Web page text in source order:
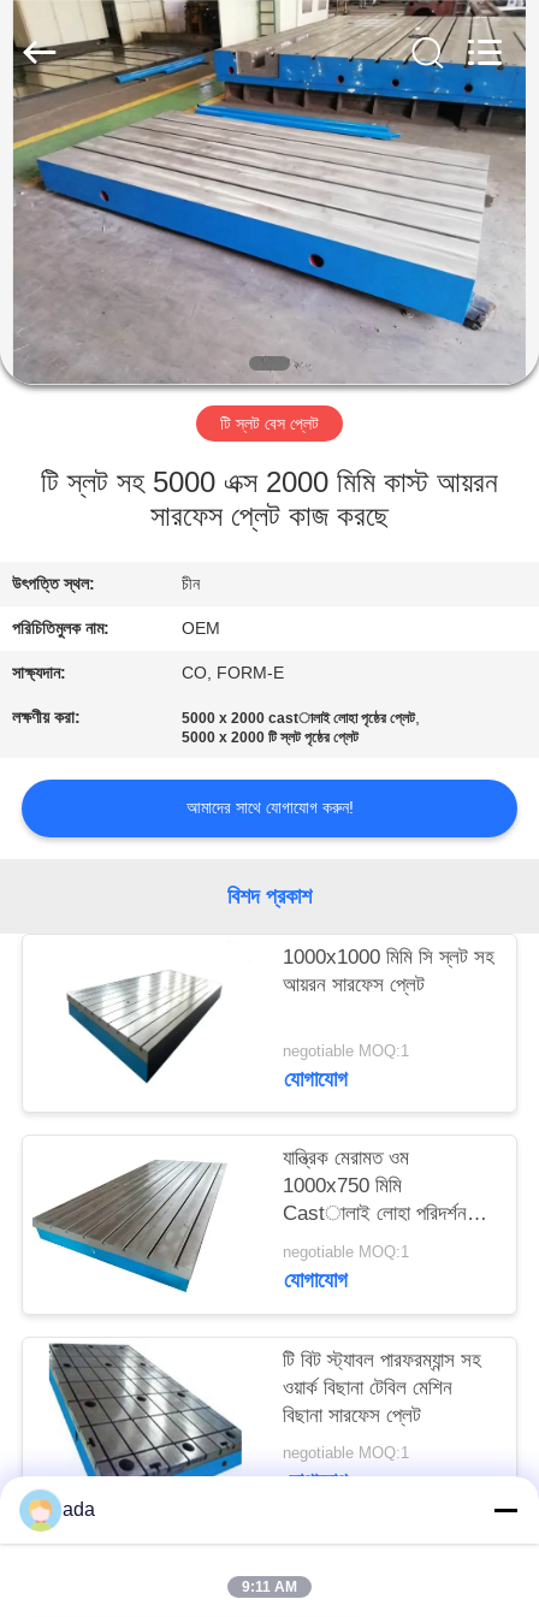
বাড়ি
পণ্য
আমাদের
সম্পর্কে
কারখানা
যোগাযোগ
করুন
উদ্ধৃতির
PRIVACY
POLICY
Famous
International
Trading
Co.,
Ltd.
Rights
Reserved.
টি স্লট বেস প্লেট
টি স্লট সহ 5000 এক্স 2000 মিমি কাস্ট আয়রন
সারফেস প্লেট কাজ করছে
উৎপত্তি স্থল: চীন
পরিচিতিমুলক নাম: OEM
সাক্ষ্যদান: CO, FORM-E
লক্ষণীয় করা: 5000 x 2000 castালাই লোহা পৃষ্ঠের প্লেট,
5000 x 2000 টি স্লট পৃষ্ঠের প্লেট
আমাদের সাথে যোগাযোগ করুন!
বিশদ প্রকাশ
1000x1000 মিমি সি স্লট সহ
আয়রন সারফেস প্লেট
negotiable MOQ:1
যোগাযোগ
যান্ত্রিক মেরামত ওম
1000x750 মিমি
Castালাই লোহা পরিদর্শন
সারণী
negotiable MOQ:1
যোগাযোগ
টি বিট স্ট্যাবল পারফরম্যান্স সহ
ওয়ার্ক বিছানা টেবিল মেশিন
বিছানা সারফেস প্লেট
negotiable MOQ:1
যোগাযোগ
ada
9:11 AM